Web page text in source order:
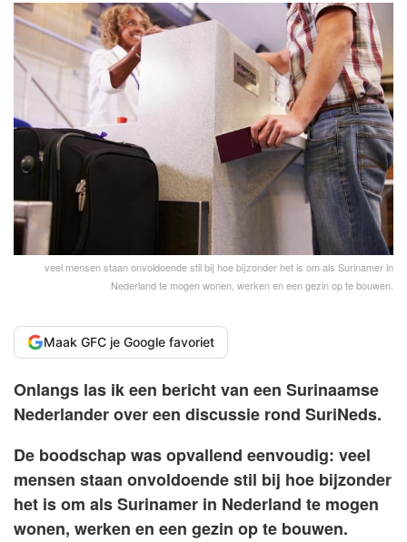
veel mensen staan onvoldoende stil bij hoe bijzonder het is om als Surinamer in
Nederland te mogen wonen, werken en een gezin op te bouwen.
Maak GFC je Google favoriet
Onlangs las ik een bericht van een Surinaamse
Nederlander over een discussie rond SuriNeds.
De boodschap was opvallend eenvoudig: veel
mensen staan onvoldoende stil bij hoe bijzonder
het is om als Surinamer in Nederland te mogen
wonen, werken en een gezin op te bouwen.